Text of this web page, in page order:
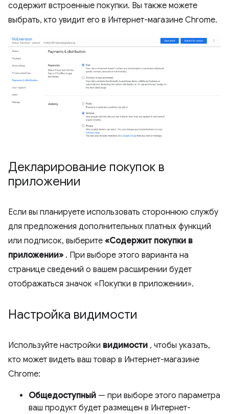
содержит встроенные покупки. Вы также можете
выбрать, кто увидит его в Интернет-магазине Chrome.
Декларирование покупок в
приложении
Если вы планируете использовать стороннюю службу
для предложения дополнительных платных функций
или подписок, выберите «Содержит покупки в
приложении» . При выборе этого варианта на
странице сведений о вашем расширении будет
отображаться значок «Покупки в приложении».
Настройка видимости
Используйте настройки видимости , чтобы указать,
кто может видеть ваш товар в Интернет-магазине
Chrome:
Общедоступный — при выборе этого параметра
ваш продукт будет размещен в Интернет-